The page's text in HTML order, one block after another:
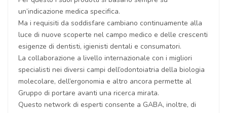
un’indicazione medica specifica.
Ma i requisiti da soddisfare cambiano continuamente alla
luce di nuove scoperte nel campo medico e delle crescenti
esigenze di dentisti, igienisti dentali e consumatori.
La collaborazione a livello internazionale con i migliori
specialisti nei diversi campi dell’odontoiatria della biologia
molecolare, dell’ergonomia e altro ancora permette al
Gruppo di portare avanti una ricerca mirata.
Questo network di esperti consente a GABA, inoltre, di